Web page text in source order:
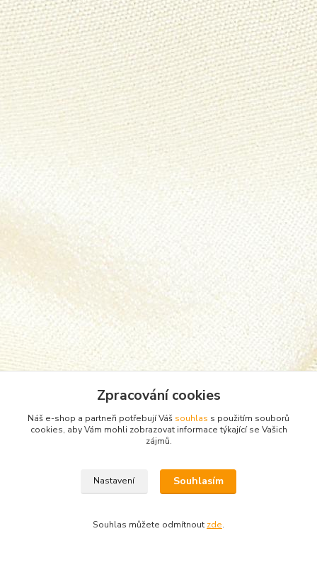
Zboží zařazeno v kategoriích
Punčocháče, silonky, ponožky
Zpracování cookies
Náš e-shop a partneři potřebují Váš souhlas s použitím souborů
cookies, aby Vám mohli zobrazovat informace týkající se Vašich
zájmů.
Nastavení Souhlasím
Souhlas můžete odmítnout zde.